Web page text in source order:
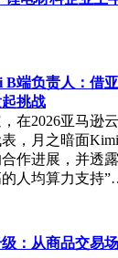
B端负责人：借
挑战
在2026亚马逊
，月之暗面
作进展，并透
人均算力支持
：从商品交易